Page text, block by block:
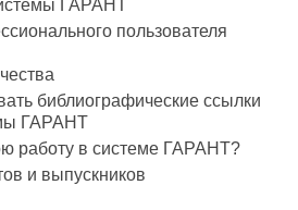
ГАРАНТ
пользователя
библиографические ссылки
ГАРАНТ
работу в системе ГАРАНТ?
и выпускников